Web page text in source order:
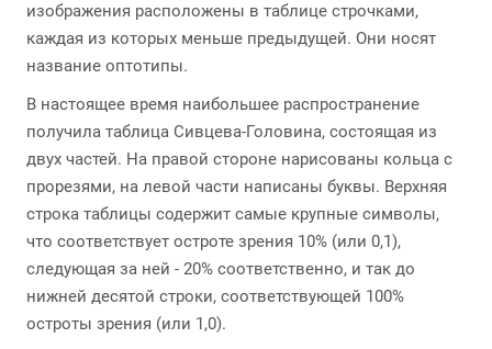
изображения расположены в таблице строчками,
каждая из которых меньше предыдущей. Они носят
название оптотипы.
В настоящее время наибольшее распространение
получила таблица Сивцева-Головина, состоящая из
двух частей. На правой стороне нарисованы кольца с
прорезями, на левой части написаны буквы. Верхняя
строка таблицы содержит самые крупные символы,
что соответствует остроте зрения 10% (или 0,1),
следующая за ней - 20% соответственно, и так до
нижней десятой строки, соответствующей 100%
остроты зрения (или 1,0).